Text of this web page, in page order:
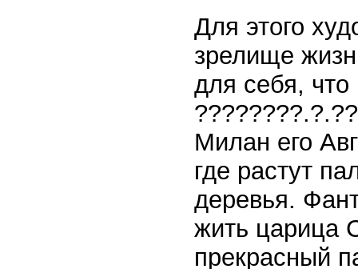
Для этого
зрелище
для себя, что
Милан его
где растут
деревья.
жить царица
прекрасный